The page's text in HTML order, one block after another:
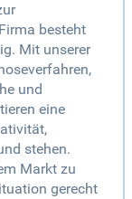
besteht
Mit unserer
und
eine
stehen.
Markt zu
gerecht